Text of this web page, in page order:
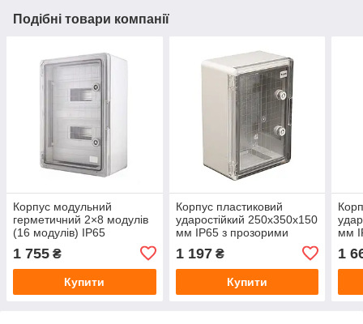
Подібні товари компанії
Корпус модульний
герметичний 2×8 модулів
(16 модулів) IP65
прозорими дверцятами
ударостійкий бокс
електричний
1 755 ₴
Купити
Корпус пластиковий
ударостійкий 250x350x150
мм IP65 з прозорими
дверцятами, електрощит
герметичний зовнішній
1 197₴
Купити
мм
1